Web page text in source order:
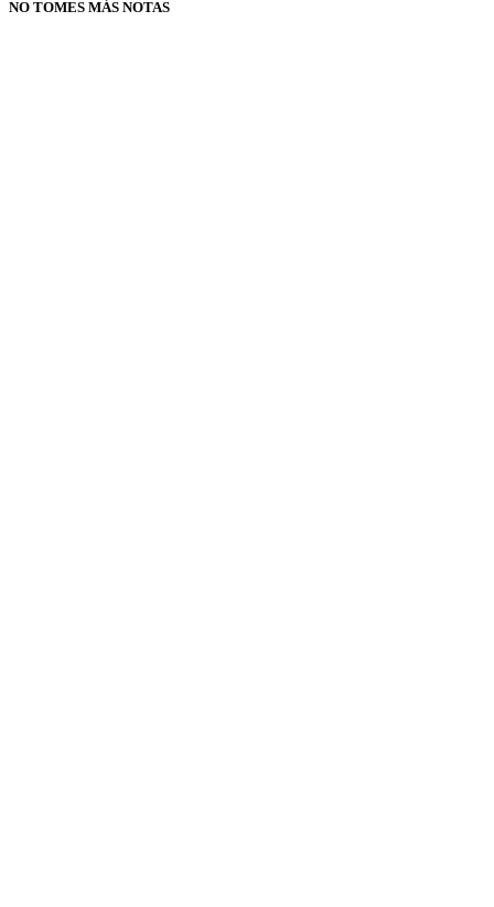
NO TOMES MÁS NOTAS